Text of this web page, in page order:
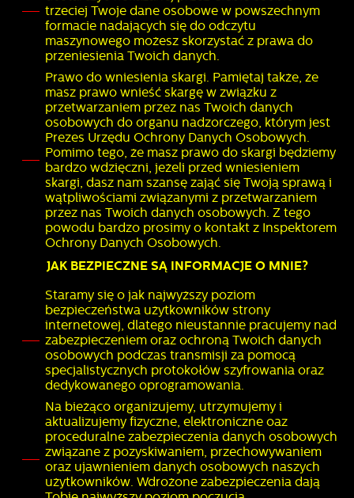
trzeciej Twoje dane osobowe w powszechnym
formacie nadających się do odczytu
maszynowego możesz skorzystać z prawa do
przeniesienia Twoich danych.
Prawo do wniesienia skargi. Pamiętaj także, że
masz prawo wnieść skargę w związku z
przetwarzaniem przez nas Twoich danych
osobowych do organu nadzorczego, którym jest
Prezes Urzędu Ochrony Danych Osobowych.
Pomimo tego, że masz prawo do skargi będziemy
bardzo wdzięczni, jeżeli przed wniesieniem
skargi, dasz nam szansę zająć się Twoją sprawą i
wątpliwościami związanymi z przetwarzaniem
przez nas Twoich danych osobowych. Z tego
powodu bardzo prosimy o kontakt z Inspektorem
Ochrony Danych Osobowych.
JAK BEZPIECZNE SĄ INFORMACJE O MNIE?
Staramy się o jak najwyższy poziom
bezpieczeństwa użytkowników strony
internetowej, dlatego nieustannie pracujemy nad
zabezpieczeniem oraz ochroną Twoich danych
osobowych podczas transmisji za pomocą
specjalistycznych protokołów szyfrowania oraz
dedykowanego oprogramowania.
Na bieżąco organizujemy, utrzymujemy i
aktualizujemy fizyczne, elektroniczne oaz
proceduralne zabezpieczenia danych osobowych
związane z pozyskiwaniem, przechowywaniem
oraz ujawnieniem danych osobowych naszych
użytkowników. Wdrożone zabezpieczenia dają